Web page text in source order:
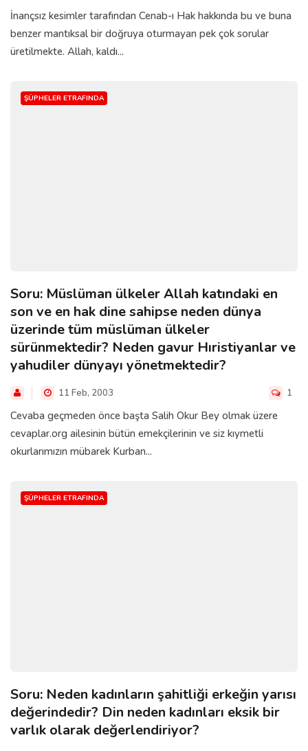
İnançsız kesimler tarafından Cenab-ı Hak hakkında bu ve buna
benzer mantıksal bir doğruya oturmayan pek çok sorular
üretilmekte. Allah, kaldı...
ŞÜPHELER ETRAFINDA
Soru: Müslüman ülkeler Allah katındaki en
son ve en hak dine sahipse neden dünya
üzerinde tüm müslüman ülkeler
sürünmektedir? Neden gavur Hıristiyanlar ve
yahudiler dünyayı yönetmektedir?
11 Feb, 2003 1
Cevaba geçmeden önce başta Salih Okur Bey olmak üzere
cevaplar.org ailesinin bütün emekçilerinin ve siz kıymetli
okurlarımızın mübarek Kurban...
ŞÜPHELER ETRAFINDA
Soru: Neden kadınların şahitliği erkeğin yarısı
değerindedir? Din neden kadınları eksik bir
varlık olarak değerlendiriyor?